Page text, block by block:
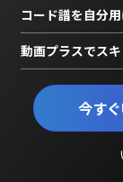
今す
コード譜を自分
動画プラスでス